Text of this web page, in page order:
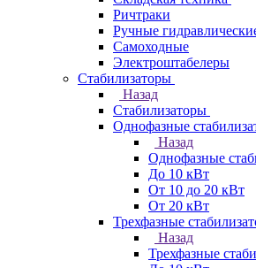
Ричтраки
Ручные
Самоходные
Электроштабелеры
Стабилизаторы
Назад
Стабилизаторы
Однофазные
Назад
Однофазные
До 10 кВт
От 10 до 20 кВт
От 20 кВт
Трехфазные
Назад
Трехфазные